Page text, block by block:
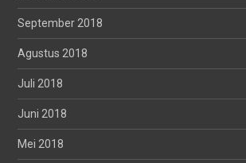
September 2018
Agustus 2018
Juli 2018
Juni 2018
Mei 2018